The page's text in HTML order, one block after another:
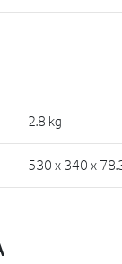
2.8 kg
530 x 340 x